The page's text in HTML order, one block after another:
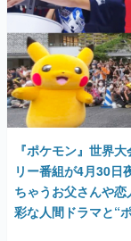
『ポケモン』世界
リー番組が4月30日
ちゃうお父さんや
彩な人間ドラマと“